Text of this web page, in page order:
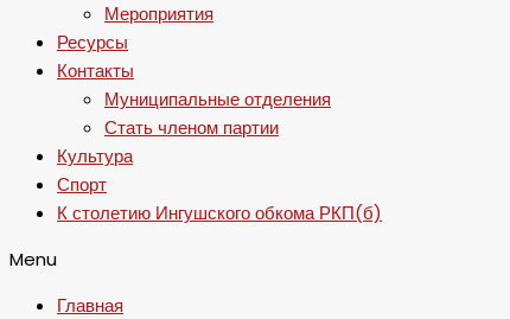
Мероприятия
Ресурсы
Контакты
Муниципальные отделения
Стать членом партии
Культура
Спорт
К столетию Ингушского обкома РКП(б)
Menu
Главная